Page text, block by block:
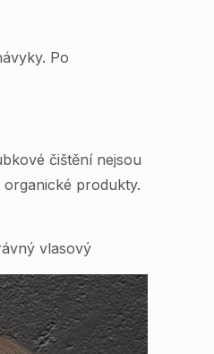
Po
čištění nejsou
produkty.
vlasový